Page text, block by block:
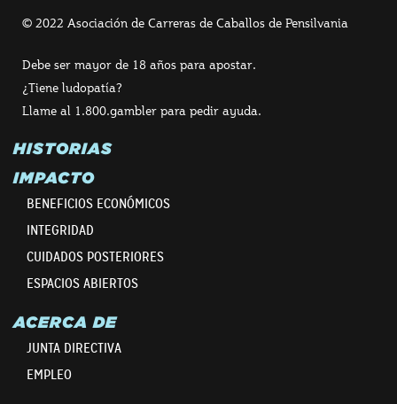
© 2022 Asociación de Carreras de Caballos de Pensilvania
Debe ser mayor de 18 años para apostar.
¿Tiene ludopatía?
Llame al 1.800.gambler para pedir ayuda.
HISTORIAS
IMPACTO
BENEFICIOS ECONÓMICOS
INTEGRIDAD
CUIDADOS POSTERIORES
ESPACIOS ABIERTOS
ACERCA DE
JUNTA DIRECTIVA
EMPLEO